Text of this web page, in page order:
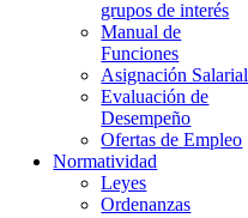
grupos de interés
Manual de
Funciones
Asignación Salarial
Evaluación de
Desempeño
Ofertas de Empleo
Normatividad
Leyes
Ordenanzas